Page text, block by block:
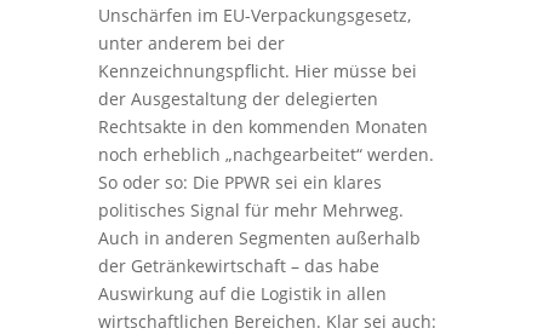
Unschärfen im EU-Verpackungsgesetz,
unter anderem bei der
Kennzeichnungspflicht. Hier müsse bei
der Ausgestaltung der delegierten
Rechtsakte in den kommenden Monaten
noch erheblich „nachgearbeitet“ werden.
So oder so: Die PPWR sei ein klares
politisches Signal für mehr Mehrweg.
Auch in anderen Segmenten außerhalb
der Getränkewirtschaft – das habe
Auswirkung auf die Logistik in allen
wirtschaftlichen Bereichen. Klar sei auch: